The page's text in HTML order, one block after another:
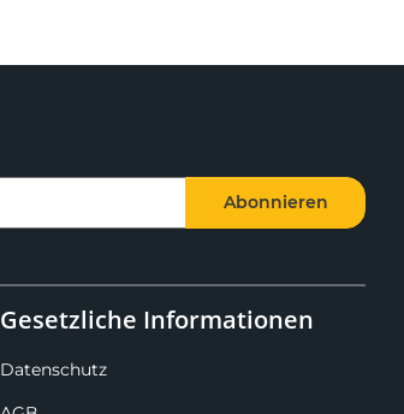
Abonnieren
Gesetzliche Informationen
Datenschutz